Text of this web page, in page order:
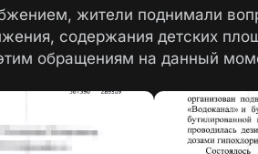
жители поднимали
содержания детских
обращениям на данный